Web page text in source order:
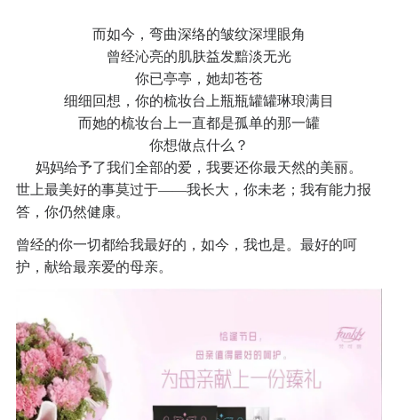
而如今，弯曲深络的皱纹深埋眼角
曾经沁亮的肌肤益发黯淡无光
你已亭亭，她却苍苍
细细回想，你的梳妆台上瓶瓶罐罐琳琅满目
而她的梳妆台上一直都是孤单的那一罐
你想做点什么？
妈妈给予了我们全部的爱，我要还你最天然的美丽。
世上最美好的事莫过于——我长大，你未老；我有能力报
答，你仍然健康。
曾经的你一切都给我最好的，如今，我也是。 最好的呵
护，献给最亲爱的母亲。